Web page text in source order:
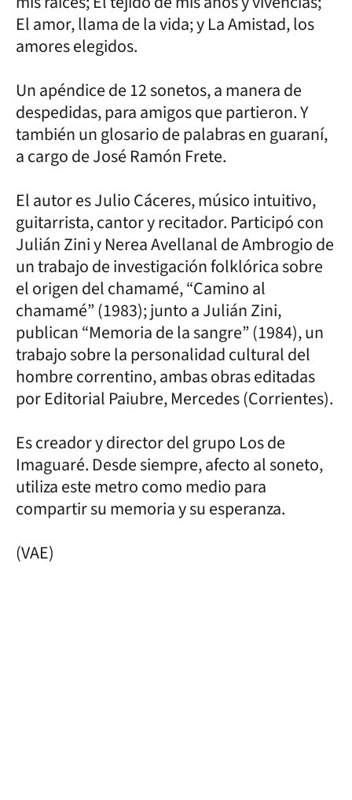
El amor, llama de la vida; y La Amistad, los
amores elegidos.
Un apéndice de 12 sonetos, a manera de
despedidas, para amigos que partieron. Y
también un glosario de palabras en guaraní,
a cargo de José Ramón Frete.
El autor es Julio Cáceres, músico intuitivo,
guitarrista, cantor y recitador. Participó con
Julián Zini y Nerea Avellanal de Ambrogio de
un trabajo de investigación folklórica sobre
el origen del chamamé, “Camino al
chamamé” (1983); junto a Julián Zini,
publican “Memoria de la sangre” (1984), un
trabajo sobre la personalidad cultural del
hombre correntino, ambas obras editadas
por Editorial Paiubre, Mercedes (Corrientes).
Es creador y director del grupo Los de
Imaguaré. Desde siempre, afecto al soneto,
utiliza este metro como medio para
compartir su memoria y su esperanza.
(VAE)